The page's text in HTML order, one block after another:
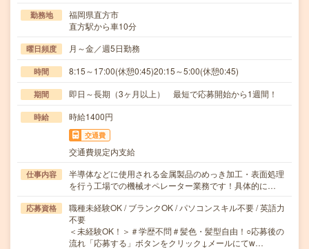
勤務地
福岡県直方市
直方駅から車10分
曜日頻度 月～金／週5日勤務
時間 8:15～17:00(休憩0:45)20:15～5:00(休憩0:45)
期間 即日～長期（3ヶ月以上） 最短で応募開始から1週間！
時給 時給1400円
交通費
交通費規定内支給
仕事内容
半導体などに使用される金属製品のめっき加工・表面処理
を行う工場での機械オペレーター業務です！具体的に…
応募資格
職種未経験OK / ブランクOK / パソコンスキル不要 / 英語力
不要
＜未経験OK！＞＃学歴不問＃髪色・髪型自由！○応募後の
流れ「応募する」ボタンをクリック↓メールにてw…